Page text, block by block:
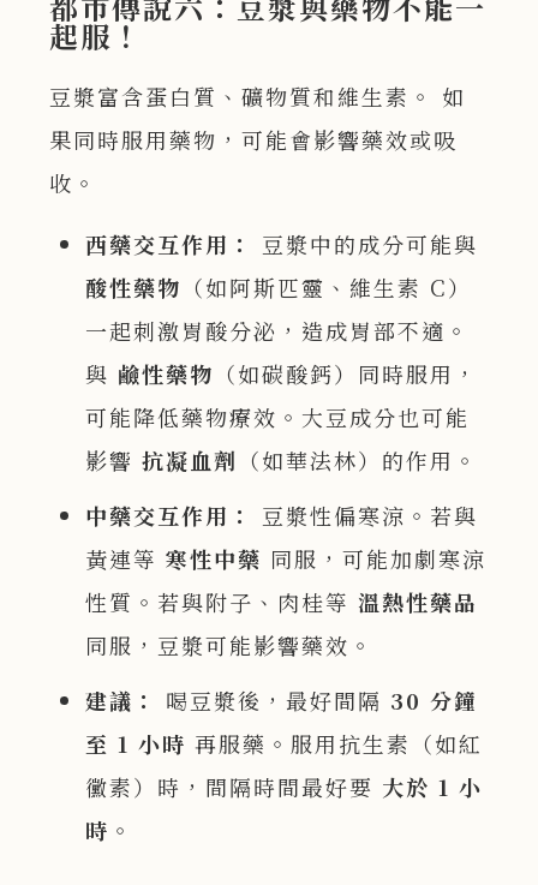
起服！
豆漿富含蛋白質、礦物質和維生素。 如
果同時服用藥物，可能會影響藥效或吸
收。
西藥交互作用：
豆漿中的成分可能與
酸性藥物 （如阿斯匹靈、維生素 C）
一起刺激胃酸分泌，造成胃部不適。
與 鹼性藥物 （如碳酸鈣）同時服用，
可能降低藥物療效。大豆成分也可能
影響抗凝血劑 （如華法林）的作用。
中藥交互作用：
豆漿性偏寒涼。若與
黃連等寒性中藥 同服，可能加劇寒涼
性質。若與附子、肉桂等溫熱性藥品
同服，豆漿可能影響藥效。
建議：
喝豆漿後，最好間隔 30分鐘
至 1小時 再服藥。服用抗生素（如紅
黴素）時，間隔時間最好要 大於 1小
時 。